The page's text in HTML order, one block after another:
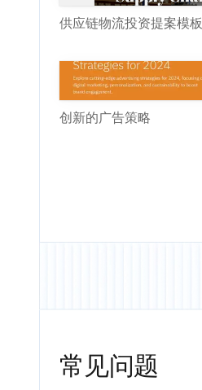
供应链物流投资提案模板
创新的广告策略
常见问题